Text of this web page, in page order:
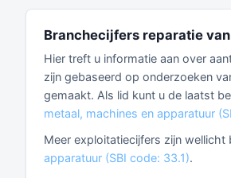
Branchecijfers reparatie
Hier treft u informatie aan over
zijn gebaseerd op onderzoeken
gemaakt. Als lid kunt u de laatst
metaal, machines en apparatuur
Meer exploitatiecijfers zijn wellicht
apparatuur (SBI code: 33.1).